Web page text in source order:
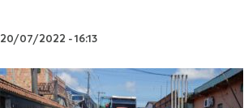
20/07/2022 -16:13